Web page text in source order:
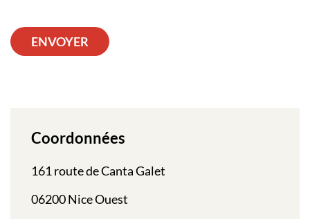
ENVOYER
Coordonnées
161 route de Canta Galet
06200 Nice Ouest